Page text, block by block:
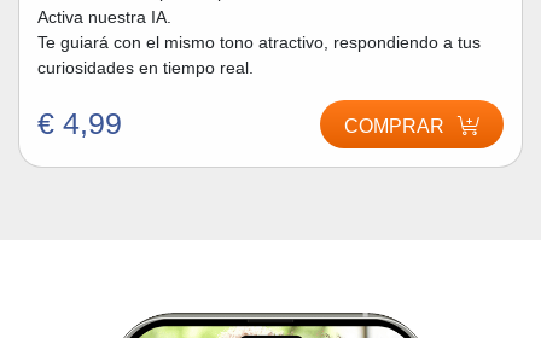
Activa nuestra IA.
Te guiará con el mismo tono atractivo, respondiendo a tus
curiosidades en tiempo real.
€ 4,99 COMPRAR